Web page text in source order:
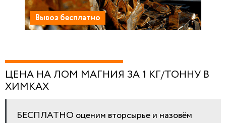
Вывоз бесплатно
ЦЕНА НА ЛОМ МАГНИЯ ЗА 1 КГ/ТОННУ В
ХИМКАХ
БЕСПЛАТНО оценим вторсырье и назовём